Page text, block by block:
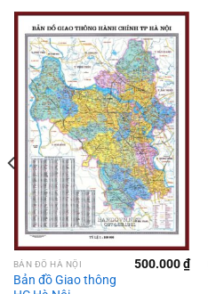
BẢN ĐỒ HÀ NỘI
Bản đồ Giao thông
500.000₫